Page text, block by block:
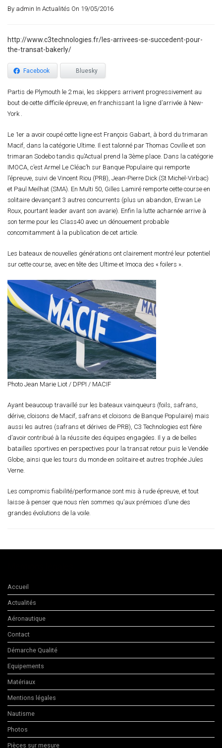
By admin In Actualités On 19/05/2016
http://www.c3technologies.fr/les-arrivees-se-succedent-pour-
the-transat-bakerly/
Facebook Bluesky
Partis de Plymouth le 2 mai, les skippers arrivent progressivement au
bout de cette difficile épreuve, en franchissant la ligne d’arrivée à New-
York .
Le 1er a avoir coupé cette ligne est François Gabart, à bord du trimaran
Macif, dans la catégorie Ultime. Il est talonné par Thomas Coville et son
trimaran Sodebo tandis qu’Actual prend la 3ème place. Dans la catégorie
IMOCA, c’est Armel Le Cléac’h sur Banque Populaire qui remporte
l’épreuve, suivi de Vincent Riou (PRB), Jean-Pierre Dick (St Michel-Virbac)
et Paul Meilhat (SMA). En Multi 50, Gilles Lamiré remporte cette course en
solitaire devançant 3 autres concurrents (plus un abandon, Erwan Le
Roux, pourtant leader avant son avarie). Enfin la lutte acharnée arrive à
son terme pour les Class40 avec un dénouement probable
concomitamment à la publication de cet article.
Les bateaux de nouvelles générations ont clairement montré leur potentiel
sur cette course, avec en tête des Ultime et Imoca des « foilers ».
Photo Jean Marie Liot / DPPI / MACIF
Ayant beaucoup travaillé sur les bateaux vainqueurs (foils, safrans,
dérive, cloisons de Macif, safrans et cloisons de Banque Populaire) mais
aussi les autres (safrans et dérives de PRB), C3 Technologies est fière
d’avoir contribué à la réussite des équipes engagées. Il y a de belles
batailles sportives en perspectives pour la transat retour puis le Vendée
Globe, ainsi que les tours du monde en solitaire et autres trophée Jules
Verne.
Les compromis fiabilité/performance sont mis à rude épreuve, et tout
laisse à penser que nous n’en sommes qu’aux prémices d’une des
grandes évolutions de la voile.
Accueil
Actualités
Aéronautique
Contact
Démarche Qualité
Equipements
Matériaux
Mentions légales
Nautisme
Photos
Pièces sur mesure